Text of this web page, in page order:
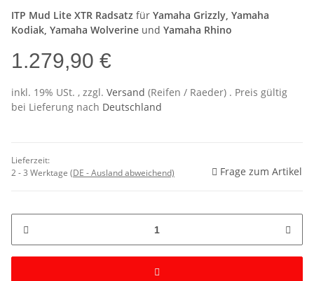
ITP Mud Lite XTR Radsatz für Yamaha Grizzly, Yamaha
Kodiak, Yamaha Wolverine und Yamaha Rhino
1.279,90 €
inkl. 19% USt. , zzgl. Versand (Reifen / Raeder) . Preis gültig
bei Lieferung nach Deutschland
Lieferzeit:
2 - 3 Werktage (DE - Ausland abweichend) Frage zum Artikel